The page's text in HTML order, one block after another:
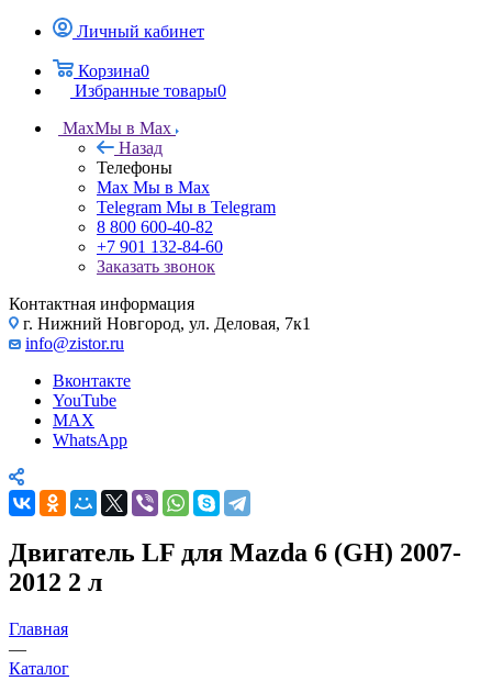
Личный кабинет
Корзина0
Избранные товары0
MaxМы в Max
Назад
Телефоны
Max Мы в Max
Telegram Мы в Telegram
8 800 600-40-82
+7 901 132-84-60
Заказать звонок
Контактная информация
г. Нижний Новгород, ул. Деловая, 7к1
info@zistor.ru
Вконтакте
YouTube
MAX
WhatsApp
Двигатель LF для Mazda 6 (GH) 2007-
2012 2 л
Главная
—
Каталог